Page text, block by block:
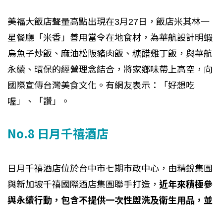
美福大飯店聲量高點出現在3月27日，飯店米其林一
星餐廳「米香」善用當令在地食材，為華航設計明蝦
烏魚子炒飯、麻油松阪豬肉飯、糖醋雞丁飯，與華航
永續、環保的經營理念結合，將家鄉味帶上高空，向
國際宣傳台灣美食文化。有網友表示：「好想吃
喔」、「讚」。
No.8 日月千禧酒店
日月千禧酒店位於台中市七期市政中心，由精銳集團
與新加坡千禧國際酒店集團聯手打造， 近年來積極參
與永續行動，包含不提供一次性盥洗及衛生用品，並